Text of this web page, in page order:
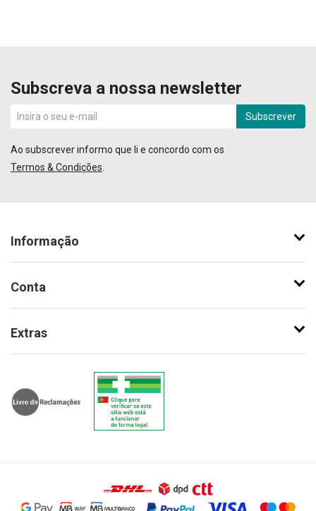
Subscreva a nossa newsletter
Subscrever
Ao subscrever informo que li e concordo com os
Termos & Condições
Informação
Conta
Extras